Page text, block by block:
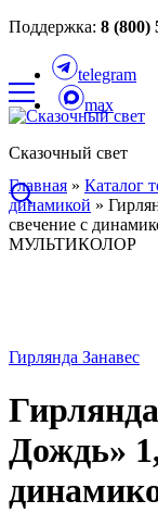
Поддержка: 8 (800)
telegram
max
Сказочный свет
Главная » Каталог
динамикой »
свечение с
МУЛЬТИКОЛОР
Гирлянда Занавес
Дождь»